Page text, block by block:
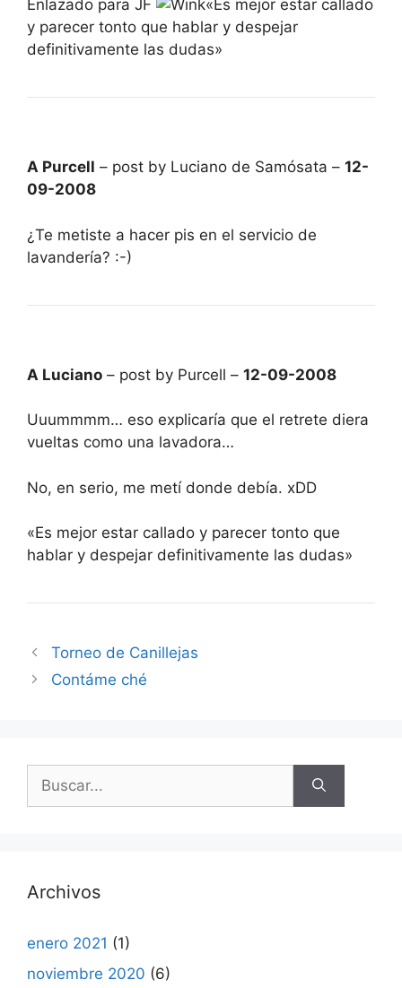
Enlazado para JF
«Es mejor estar callado
y parecer tonto que hablar y despejar
definitivamente las dudas»
A Purcell – post by Luciano de Samósata – 12-
09-2008
¿Te metiste a hacer pis en el servicio de
lavandería? :-)
A Luciano – post by Purcell – 12-09-2008
Uuummmm… eso explicaría que el retrete diera
vueltas como una lavadora…
No, en serio, me metí donde debía. xDD
«Es mejor estar callado y parecer tonto que
hablar y despejar definitivamente las dudas»
Torneo de Canillejas
Contáme ché
Buscar:
Archivos
enero 2021 (1)
noviembre 2020 (6)